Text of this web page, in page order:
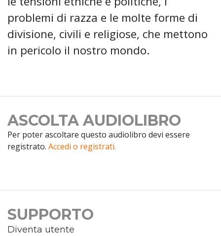
problemi di razza e le molte forme di
divisione, civili e religiose, che mettono
in pericolo il nostro mondo.
ASCOLTA AUDIOLIBRO
Per poter ascoltare questo audiolibro devi essere
registrato. Accedi o registrati.
SUPPORTO
Diventa utente